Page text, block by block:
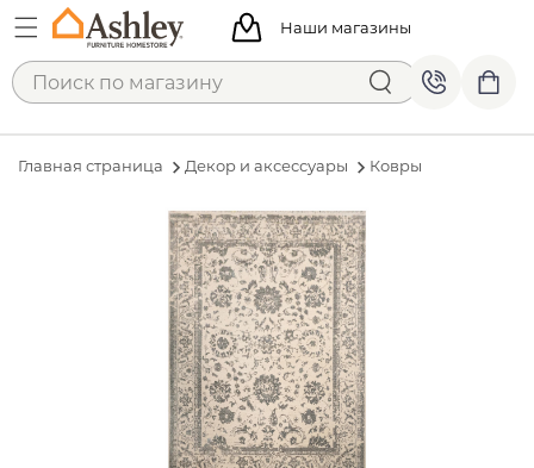
Наши магазины
Главная страница Декор и аксессуары Ковры